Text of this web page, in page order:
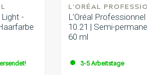
Light -
L'ORÉAL
L’Oréal
10.21 | Semi-
60 ml
3-5 Arbeitstage